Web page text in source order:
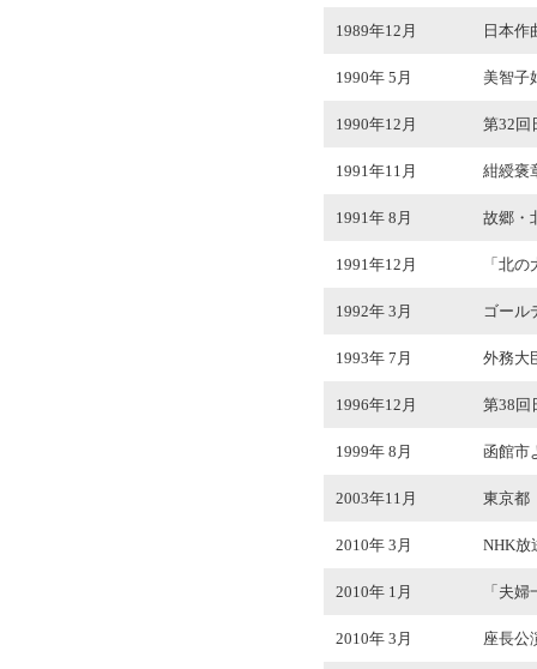
1989年12月 日本作
1990年 5月 美智子
1990年12月 第32回
1991年11月 紺綬褒
1991年 8月 故郷・
1991年12月 「北
1992年 3月 ゴール
1993年 7月 外務大
1996年12月 第38回
1999年 8月 函館市
2003年11月 東京都
2010年 3月 NHK放
2010年 1月 「夫
2010年 3月 座長公